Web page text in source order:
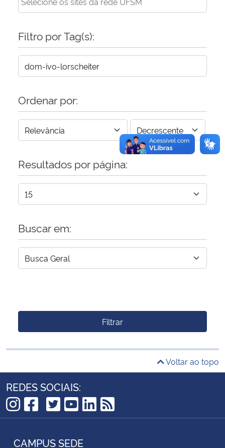
Filtro por Tag(s):
Ordenar por:
Resultados por página:
Buscar em:
Filtrar
Voltar ao topo
REDES SOCIAIS:
Instagram
Facebook
TikTok
Twitter
YouTube
LinkedIn
RSS
CAMPUS SEDE